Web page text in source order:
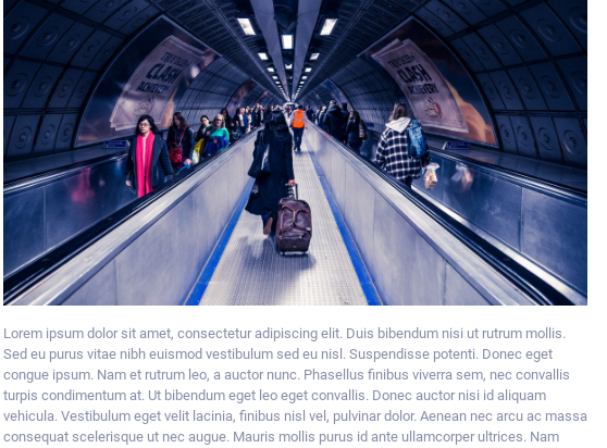
Lorem ipsum dolor sit amet, consectetur adipiscing elit. Duis bibendum nisi ut rutrum mollis.
Sed eu purus vitae nibh euismod vestibulum sed eu nisl. Suspendisse potenti. Donec eget
congue ipsum. Nam et rutrum leo, a auctor nunc. Phasellus finibus viverra sem, nec convallis
turpis condimentum at. Ut bibendum eget leo eget convallis. Donec auctor nisi id aliquam
vehicula. Vestibulum eget velit lacinia, finibus nisl vel, pulvinar dolor. Aenean nec arcu ac massa
consequat scelerisque ut nec augue. Mauris mollis purus id ante ullamcorper ultrices. Nam